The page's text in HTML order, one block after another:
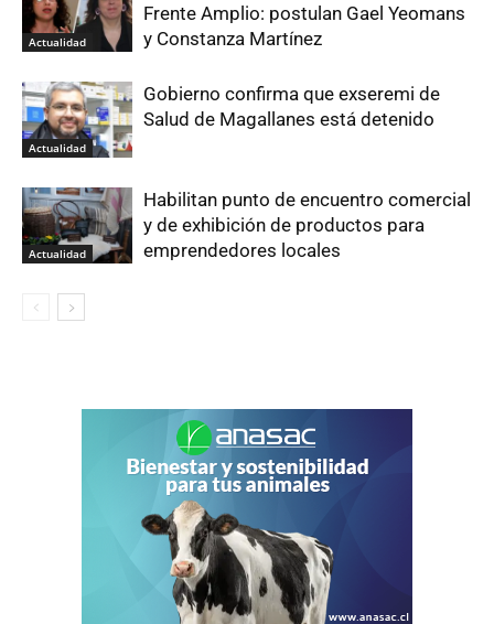
Actualidad
Frente Amplio: postulan Gael Yeomans
y Constanza Martínez
Actualidad
Gobierno confirma que exseremi de
Salud de Magallanes está detenido
Actualidad
Habilitan punto de encuentro comercial
y de exhibición de productos para
emprendedores locales